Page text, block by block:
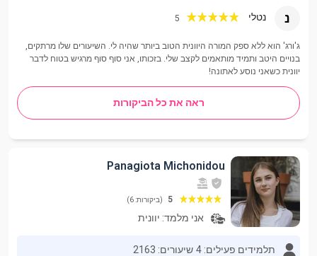
נ נטלי 5
ג'ורג' הוא ללא ספק המורה היוונית הטוב ביותר שהיה לי. השיעורים שלו מרתקים,
בנויים היטב ותמיד מותאמים לקצב שלי. בזכותו, אני סוף סוף מרגיש בטוח לדבר
יוונית כשאני נוסע לאתונה!
ראה את כל הביקורות
Panagiota Michonidou
5 (ביקורות: 6)
אני מלמד: יוונית
תלמידים פעילים: 4 שיעורים: 2163